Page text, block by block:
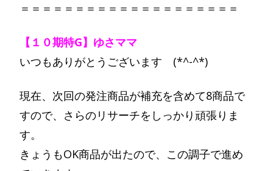
＝＝＝＝＝＝＝＝＝＝＝＝＝＝＝＝＝＝＝＝
【１０期特G】ゆさママ
いつもありがとうございます (*^-^*)
現在、次回の発注商品が補充を含めて8商品で
すので、さらのリサーチをしっかり頑張りま
す。
きょうもOK商品が出たので、この調子で進め